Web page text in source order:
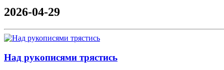
2026-04-29
Над рукописями трястись